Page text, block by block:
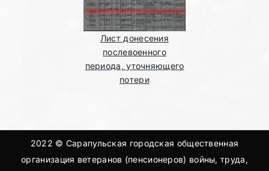
Лист донесения
послевоенного
периода, уточняющего
потери
2022 © Сарапульская городская общественная
организация ветеранов (пенсионеров) войны, труда,